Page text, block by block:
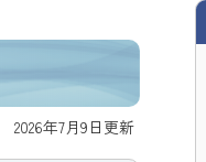
2026年7月9日 更新